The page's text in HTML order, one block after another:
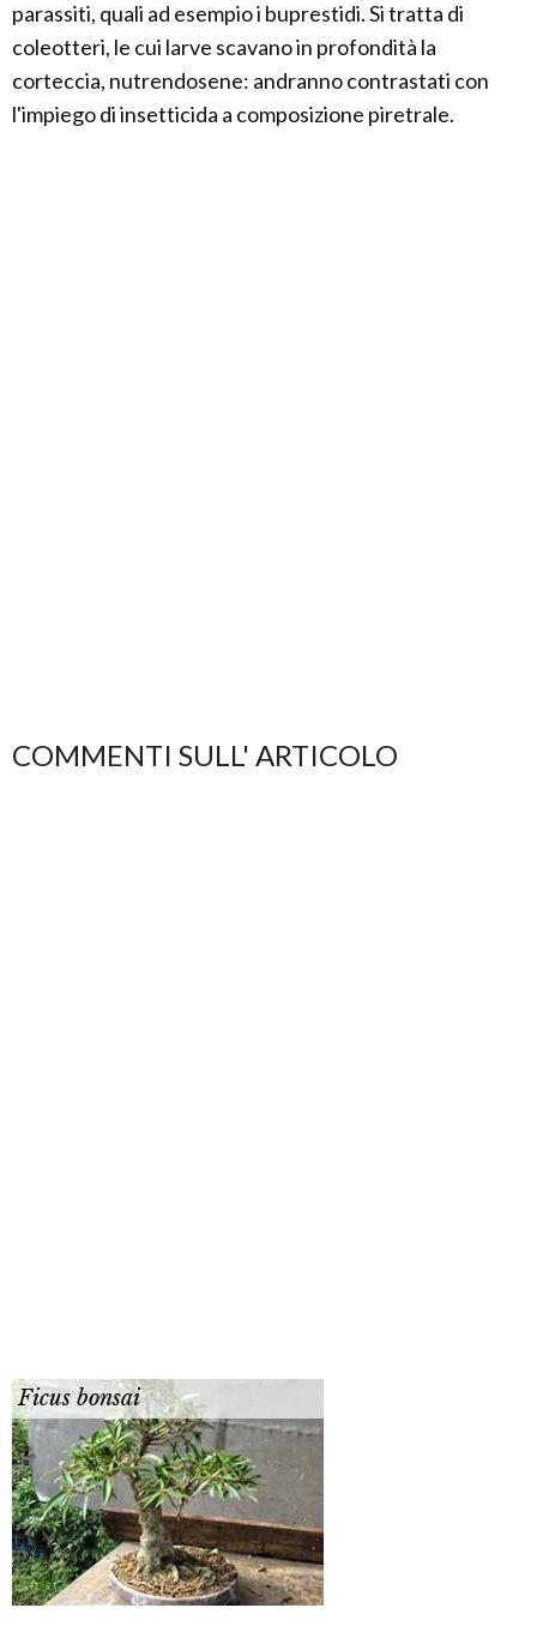
parassiti, quali ad esempio i buprestidi. Si tratta di
coleotteri, le cui larve scavano in profondità la
corteccia, nutrendosene: andranno contrastati con
l'impiego di insetticida a composizione piretrale.
COMMENTI SULL' ARTICOLO
Ficus bonsai